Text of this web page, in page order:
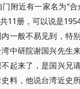
附近有一家名为“
11册，可以说是
一般不易见到，特
中研院谢国兴先生
起来了，是国兴兄
料，他说台湾近史